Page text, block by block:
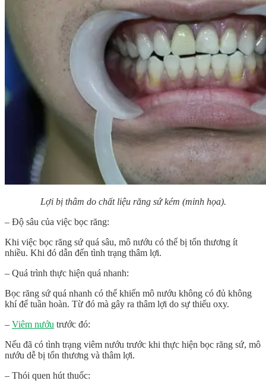
Lợi bị thâm do chất liệu răng sứ kém (minh họa).
– Độ sâu của việc bọc răng:
Khi việc bọc răng sứ quá sâu, mô nướu có thể bị tổn thương ít
nhiều. Khi đó dẫn đến tình trạng thâm lợi.
– Quá trình thực hiện quá nhanh:
Bọc răng sứ quá nhanh có thể khiến mô nướu không có đủ không
khí để tuần hoàn. Từ đó mà gây ra thâm lợi do sự thiếu oxy.
– Viêm nướu trước đó:
Nếu đã có tình trạng viêm nướu trước khi thực hiện bọc răng sứ, mô
nướu dễ bị tổn thương và thâm lợi.
– Thói quen hút thuốc: